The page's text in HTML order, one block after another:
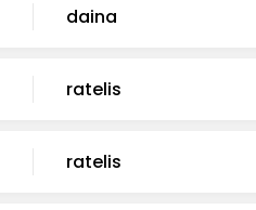
daina
ratelis
ratelis